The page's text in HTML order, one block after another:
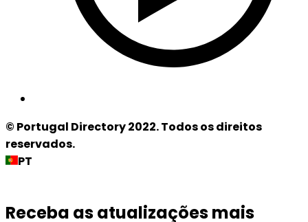
© Portugal Directory 2022. Todos os direitos
reservados.
PT
Receba as atualizações mais